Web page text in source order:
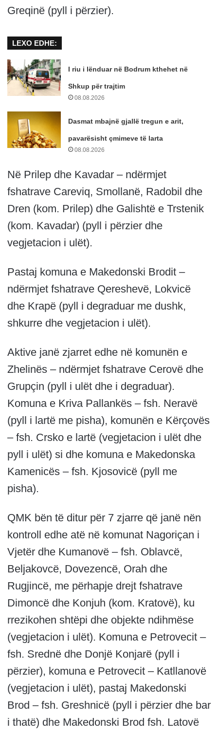
Greqinë (pyll i përzier).
LEXO EDHE:
I riu i lënduar në Bodrum kthehet në
Shkup për trajtim
08.08.2026
Dasmat mbajnë gjallë tregun e arit,
pavarësisht çmimeve të larta
08.08.2026
Në Prilep dhe Kavadar – ndërmjet
fshatrave Careviq, Smollanë, Radobil dhe
Dren (kom. Prilep) dhe Galishtë e Trstenik
(kom. Kavadar) (pyll i përzier dhe
vegjetacion i ulët).
Pastaj komuna e Makedonski Brodit –
ndërmjet fshatrave Qereshevë, Lokvicë
dhe Krapë (pyll i degraduar me dushk,
shkurre dhe vegjetacion i ulët).
Aktive janë zjarret edhe në komunën e
Zhelinës – ndërmjet fshatrave Cerovë dhe
Grupçin (pyll i ulët dhe i degraduar).
Komuna e Kriva Pallankës – fsh. Neravë
(pyll i lartë me pisha), komunën e Kërçovës
– fsh. Crsko e lartë (vegjetacion i ulët dhe
pyll i ulët) si dhe komuna e Makedonska
Kamenicës – fsh. Kjosovicë (pyll me
pisha).
QMK bën të ditur për 7 zjarre që janë nën
kontroll edhe atë në komunat Nagoriçan i
Vjetër dhe Kumanovë – fsh. Oblavcë,
Beljakovcë, Dovezencë, Orah dhe
Rugjincë, me përhapje drejt fshatrave
Dimoncë dhe Konjuh (kom. Kratovë), ku
rrezikohen shtëpi dhe objekte ndihmëse
(vegjetacion i ulët). Komuna e Petrovecit –
fsh. Srednë dhe Donjë Konjarë (pyll i
përzier), komuna e Petrovecit – Katllanovë
(vegjetacion i ulët), pastaj Makedonski
Brod – fsh. Greshnicë (pyll i përzier dhe bar
i thatë) dhe Makedonski Brod fsh. Latovë